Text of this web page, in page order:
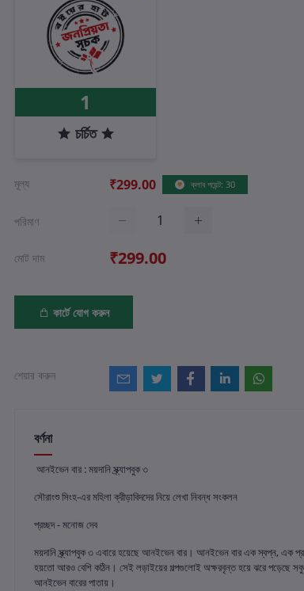
1
চর্চিত
মূল্য ₹299.00 ক্লাব পয়েন্ট: 30
পরিমাণ
মোট দাম ₹299.00
কার্টে যোগ করুন
শেয়ার করুন
বর্ণনা
আনইভেন বার : ময়দানি স্ক্র্যাপবুক ৩
সৌরাংশু সিংহ-এর মহিলা ক্রীড়াবিদদের নিয়ে লেখা নিবন্ধ সংকলন
প্রচ্ছদ - মনোজ দেব
ময়দানি স্ক্র্যাপবুক ৩ এবারে হয়েছে আনইভেন বার। আনইভেন বার এক স্বপ্ন, এক
হয়তো আরও বেশি কঠিন। সেই লড়াইয়ের গল্পগুলোই অক্ষরবৃন্ত হয়ে ঝরে পড়েছে সবুজ
আনইভেন বারের পাতায়।